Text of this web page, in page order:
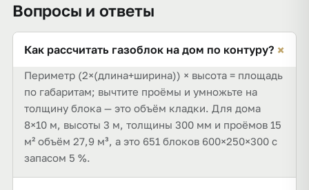
Вопросы и ответы
Как рассчитать газоблок на дом по контуру?+
Периметр (2×(длина+ширина)) × высота = площадь
по габаритам; вычтите проёмы и умножьте на
толщину блока — это объём кладки. Для дома
8×10 м, высоты 3 м, толщины 300 мм и проёмов 15
м² объём 27,9 м³, а это 651 блоков 600×250×300 с
запасом 5 %.